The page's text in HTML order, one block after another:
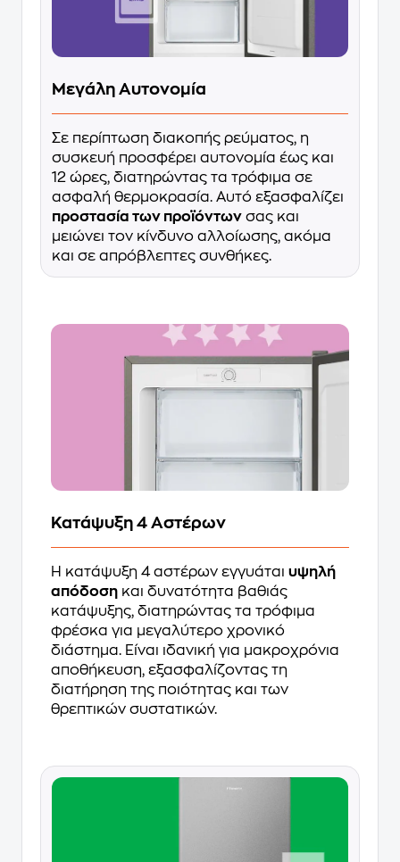
Μεγάλη Αυτονομία
Σε περίπτωση διακοπής ρεύματος, η
συσκευή προσφέρει αυτονομία έως και
12 ώρες, διατηρώντας τα τρόφιμα σε
ασφαλή θερμοκρασία. Αυτό εξασφαλίζει
προστασία των προϊόντων σας και
μειώνει τον κίνδυνο αλλοίωσης, ακόμα
και σε απρόβλεπτες συνθήκες.
Κατάψυξη 4 Αστέρων
Η κατάψυξη 4 αστέρων εγγυάται υψηλή
απόδοση και δυνατότητα βαθιάς
κατάψυξης, διατηρώντας τα τρόφιμα
φρέσκα για μεγαλύτερο χρονικό
διάστημα. Είναι ιδανική για μακροχρόνια
αποθήκευση, εξασφαλίζοντας τη
διατήρηση της ποιότητας και των
θρεπτικών συστατικών.